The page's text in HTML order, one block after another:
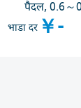
पैदल, 0.6～
भाडा दर￥-